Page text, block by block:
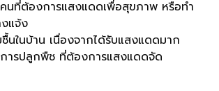
คนที่ต้องการแสงแดดเพื่อสุขภาพ หรือทำ
แจ้ง
นในบ้าน เนื่องจากได้รับแสงแดดมาก
การปลูกพืช ที่ต้องการแสงแดดจัด